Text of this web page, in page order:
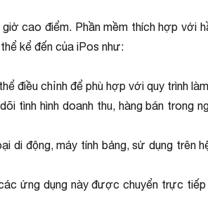
cao điểm. Phần mềm thích hợp với
kể đến của iPos như:
điều chỉnh để phù hợp với quy trình
tình hình doanh thu, hàng bán trong
động, máy tính bảng, sử dụng trên
ứng dụng này được chuyển trực tiếp